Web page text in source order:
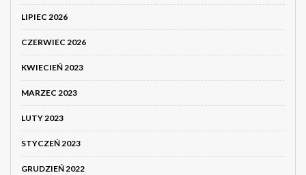
LIPIEC 2026
CZERWIEC 2026
KWIECIEŃ 2023
MARZEC 2023
LUTY 2023
STYCZEŃ 2023
GRUDZIEŃ 2022